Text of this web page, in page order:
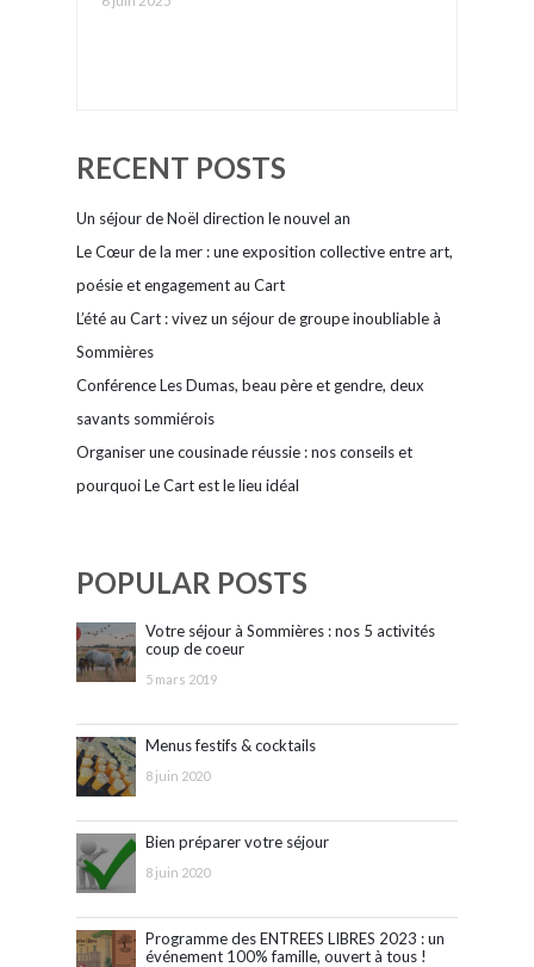
Étapes Le Cart : plongez
RECENT POSTS
Un séjour de Noël direction le nouvel an
Le Cœur de la mer : une exposition collective entre art,
poésie et engagement au Cart
L’été au Cart : vivez un séjour de groupe inoubliable à
Sommières
Conférence Les Dumas, beau père et gendre, deux
savants sommiérois
Organiser une cousinade réussie : nos conseils et
pourquoi Le Cart est le lieu idéal
POPULAR POSTS
Votre séjour à Sommières : nos 5 activités
coup de coeur
5 mars 2019
Menus festifs & cocktails
8 juin 2020
Bien préparer votre séjour
8 juin 2020
Programme des ENTREES LIBRES 2023 : un
événement 100% famille, ouvert à tous !